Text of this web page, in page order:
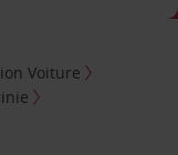
Voiture